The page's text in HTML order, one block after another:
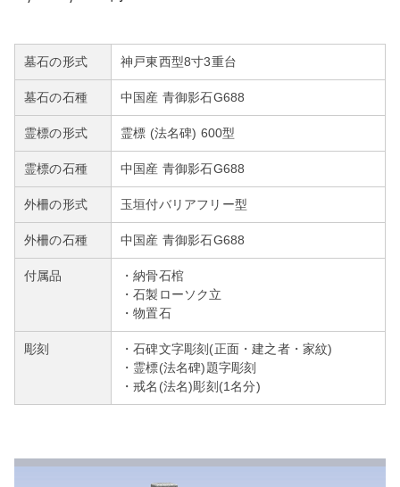
墓石の形式 神戸東西型8寸3重台
墓石の石種 中国産 青御影石G688
霊標の形式 霊標 (法名碑) 600型
霊標の石種 中国産 青御影石G688
外柵の形式 玉垣付バリアフリー型
外柵の石種 中国産 青御影石G688
付属品
・納骨石棺
・石製ローソク立
・物置石
彫刻
・石碑文字彫刻(正面・建之者・家紋)
・霊標(法名碑)題字彫刻
・戒名(法名)彫刻(1名分)